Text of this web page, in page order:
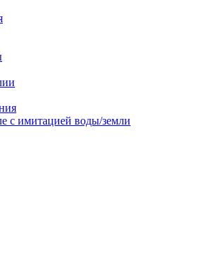
с имитацией воды/земли